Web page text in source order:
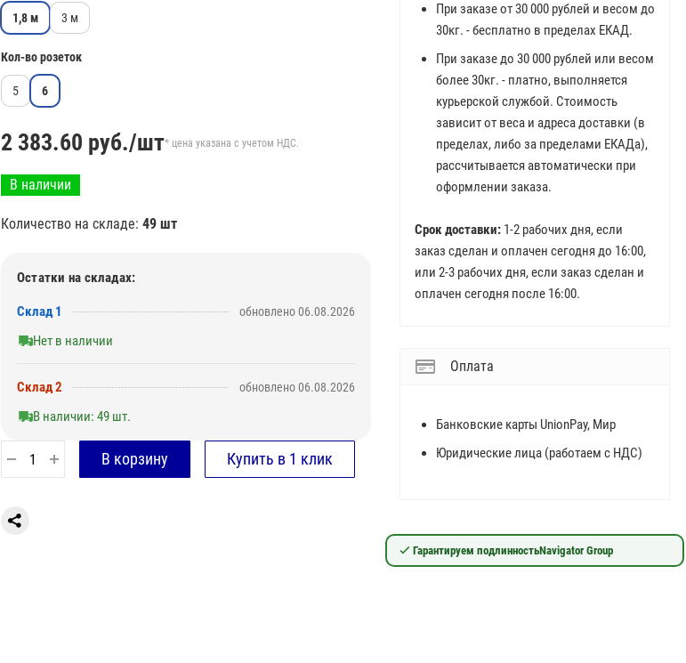
1,8 м 3 м
Кол-во розеток
5 6
2 383.60 руб./шт* цена указана с учетом НДС.
В наличии
Количество на складе: 49 шт
Остатки на складах:
Склад 1 обновлено 06.08.2026
Нет в наличии
Склад 2 обновлено 06.08.2026
В наличии: 49 шт.
При заказе от 30 000 рублей и весом до
30кг. - бесплатно в пределах ЕКАД.
При заказе до 30 000 рублей или весом
более 30кг. - платно, выполняется
курьерской службой. Стоимость
зависит от веса и адреса доставки (в
пределах, либо за пределами ЕКАДа),
рассчитывается автоматически при
оформлении заказа.
Срок доставки:1-2 рабочих дня, если
заказ сделан и оплачен сегодня до 16:00,
или 2-3 рабочих дня, если заказ сделан и
оплачен сегодня после 16:00.
Оплата
Банковские карты UnionPay, Мир
Юридические лица (работаем с НДС)
Гарантируем подлинностьNavigator Group